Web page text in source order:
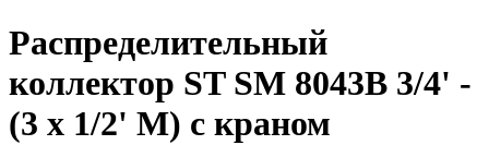
Распределительный
коллектор ST SM 8043B 3/4' -
(3 x 1/2' M) с краном